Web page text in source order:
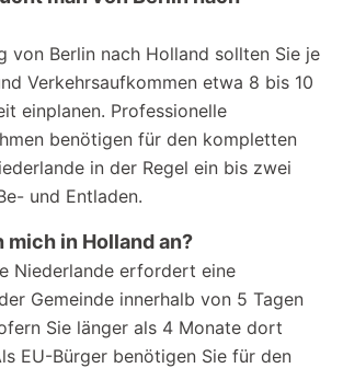
von Berlin nach Holland sollten Sie je
Verkehrsaufkommen etwa 8 bis 10
einplanen. Professionelle
benötigen für den kompletten
in der Regel ein bis zwei
und Entladen.
mich in Holland an?
Niederlande erfordert eine
Gemeinde innerhalb von 5 Tagen
Sie länger als 4 Monate dort
EU-Bürger benötigen Sie für den